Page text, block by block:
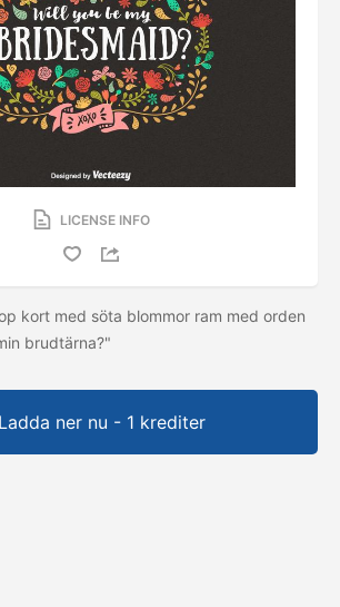
LICENSE INFO
kort med söta blommor ram med orden
brudtärna?"
Ladda ner nu - 1 krediter